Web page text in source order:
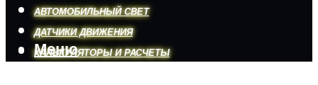
АВТОМОБИЛЬНЫЙ СВЕТ
ДАТЧИКИ ДВИЖЕНИЯ
КАЛЬКУЛЯТОРЫ И РАСЧЕТЫ
Меню